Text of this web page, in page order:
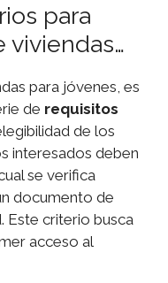
para
viviendas…
para jóvenes, es
de requisitos
de los
interesados deben
se verifica
documento de
Este criterio busca
acceso al